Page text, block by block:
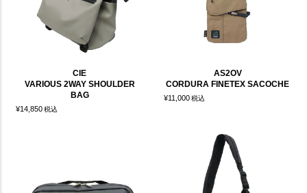
CIE
VARIOUS 2WAY SHOULDER
BAG
¥14,850税込
AS2OV
CORDURA FINETEX SACOCHE
¥11,000税込